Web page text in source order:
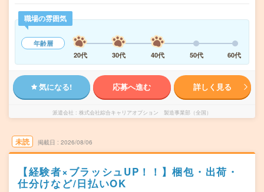
職場の雰囲気
年齢層
20代
30代 40代 50代 60代
気になる! 応募へ進む 詳しく見る
派遣会社 株式会社綜合キャリアオプション 製造事業部（全国）
未読 掲載日 2026/08/06
【経験者×ブラッシュUP！！】梱包・出荷・
仕分けなど/日払いOK